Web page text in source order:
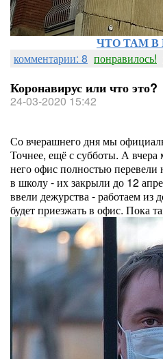
ЧТО ТАМ
комментарии: 8 понравилось!
Коронавирус или что это?
24-03-2020 15:42
Со вчерашнего дня мы
Точнее, ещё с субботы. А
него офис полностью
в школу - их закрыли до 12
ввели дежурства - работаем
будет приезжать в офис. Пока